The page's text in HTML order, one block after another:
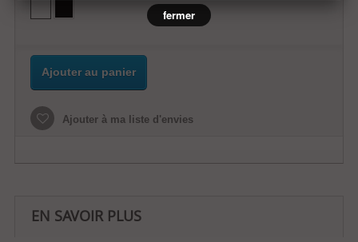
Ajouter au panier
Ajouter à ma liste d'envies
EN SAVOIR PLUS
fermer